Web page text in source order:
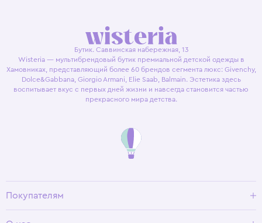
Бутик. Саввинская набережная, 13
Wisteria — мультибрендовый бутик премиальной детской одежды в
Хамовниках, представляющий более 60 брендов сегмента люкс: Givenchy,
Dolce&Gabbana, Giorgio Armani, Elie Saab, Balmain. Эстетика здесь
воспитывает вкус с первых дней жизни и навсегда становится частью
прекрасного мира детства.
Покупателям